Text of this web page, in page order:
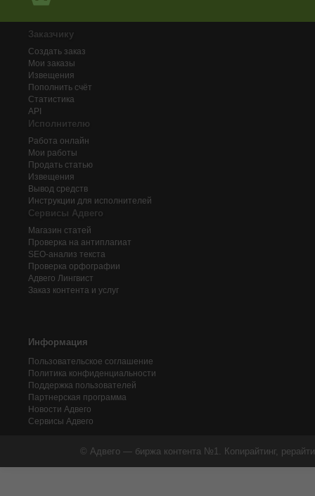
Заказчику
Создать заказ
Мои заказы
Извещения
Пополнить счёт
Статистика
API
Исполнителю
Работа онлайн
Мои работы
Продать статью
Извещения
Вывод средств
Инструкции для исполнителей
Сервисы Адвего
Магазин статей
Проверка на антиплагиат
SEO-анализ текста
Проверка орфографии
Адвего Лингвист
Заказ контента и услуг
Информация
Пользовательское соглашение
Политика конфиденциальности
Поддержка пользователей
Партнерская программа
Новости Адвего
Сервисы Адвего
© Адвего — биржа контента №1. Копирайтинг,